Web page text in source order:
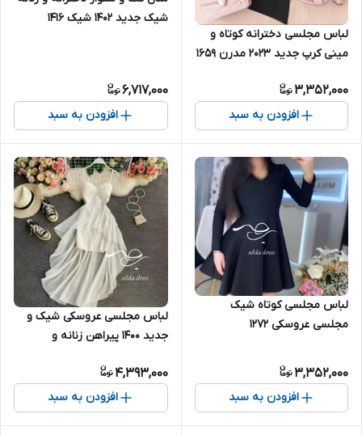
لباس مجلسی دخترانه کوتاه و
مینی کرپ جدید ۲۰۲۳ مدرن ۱۶۵۹
3,352,000
افزودن به سبد
شیک جدید ۱۴۰۲ شیک ۱۴۱۶
6,717,000
افزودن به سبد
لباس مجلسی کوتاه شیک
مجلسی عروسکی ۱۲۷۲
3,352,000
افزودن به سبد
لباس مجلسی عروسکی شیک و
جدید ۱۴۰۰ پیراهن زنانه و
4,393,000
افزودن به سبد